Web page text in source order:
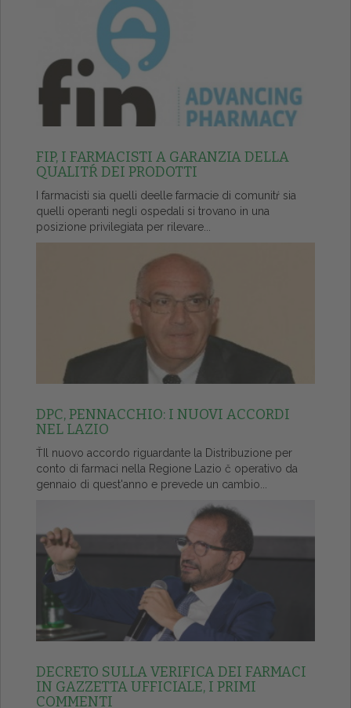
FIP, I FARMACISTI A GARANZIA DELLA
QUALITŔ DEI PRODOTTI
I farmacisti sia quelli deelle farmacie di comunitŕ sia
quelli operanti negli ospedali si trovano in una
posizione privilegiata per rilevare...
DPC, PENNACCHIO: I NUOVI ACCORDI
NEL LAZIO
ŤIl nuovo accordo riguardante la Distribuzione per
conto di farmaci nella Regione Lazio č operativo da
gennaio di quest'anno e prevede un cambio...
DECRETO SULLA VERIFICA DEI FARMACI
IN GAZZETTA UFFICIALE, I PRIMI
COMMENTI